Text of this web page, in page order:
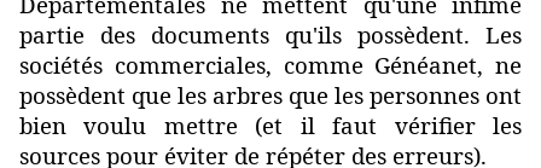
partie des documents qu'ils possèdent. Les
sociétés commerciales, comme Généanet, ne
possèdent que les arbres que les personnes ont
bien voulu mettre (et il faut vérifier les
sources pour éviter de répéter des erreurs).